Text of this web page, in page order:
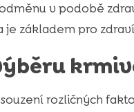
v podobě
základem pro zdraví
rozličných